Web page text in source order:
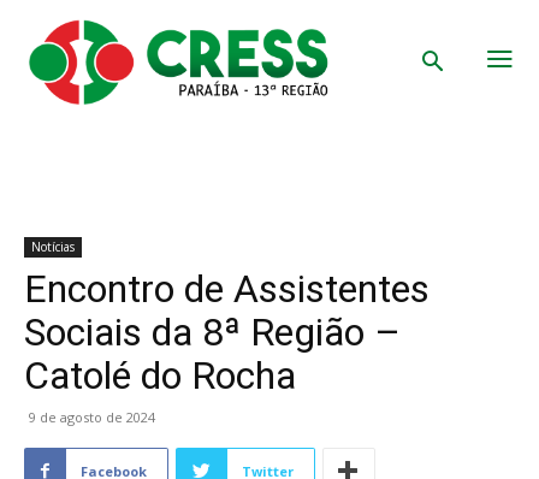
Notícias
Encontro de Assistentes
Sociais da 8ª Região –
Catolé do Rocha
9 de agosto de 2024
Facebook Twitter